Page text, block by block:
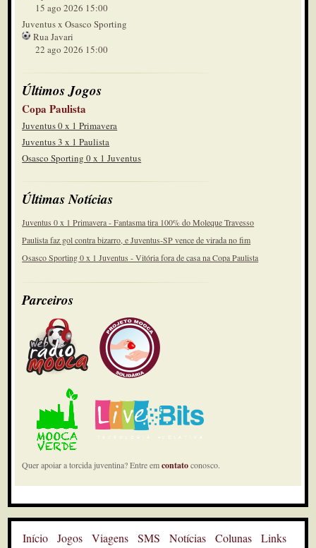
15 ago 2026 15:00
Juventus x Osasco Sporting
Rua Javari
22 ago 2026 15:00
Últimos Jogos
Copa Paulista
Juventus 0 x 1 Primavera
Juventus 3 x 1 Paulista
Osasco Sporting 0 x 1 Juventus
Últimas Notícias
Juventus 0 x 1 Primavera - Fantasma tira 100% do Moleque Travesso
Paulista faz gol contra bizarro, e Juventus-SP vence de virada no fim
Osasco Sporting 0 x 1 Juventus - Vitória fora de casa na Copa Paulista
Parceiros
Quer apoiar a torcida juventina? Entre emcontatoconosco.
Início Jogos Viagens SMS Notícias Colunas
Links